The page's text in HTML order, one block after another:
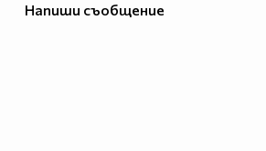
Напиши съобщение